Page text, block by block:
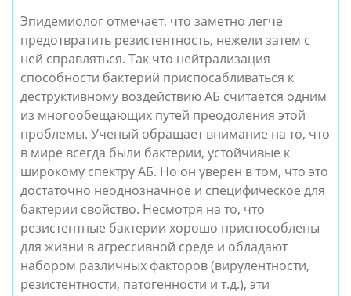
Эпидемиолог отмечает, что заметно легче
предотвратить резистентность, нежели затем с
ней справляться. Так что нейтрализация
способности бактерий приспосабливаться к
деструктивному воздействию АБ считается одним
из многообещающих путей преодоления этой
проблемы. Ученый обращает внимание на то, что
в мире всегда были бактерии, устойчивые к
широкому спектру АБ. Но он уверен в том, что это
достаточно неоднозначное и специфическое для
бактерии свойство. Несмотря на то, что
резистентные бактерии хорошо приспособлены
для жизни в агрессивной среде и обладают
набором различных факторов (вирулентности,
резистентности, патогенности и т.д.), эти